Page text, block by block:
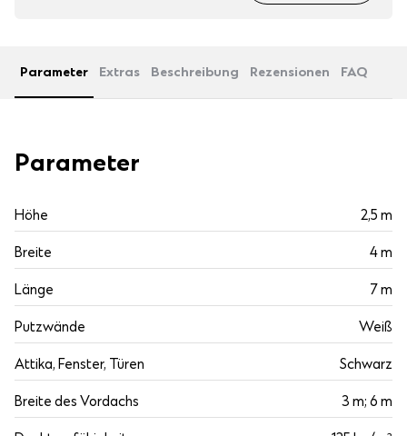
Parameter Extras Beschreibung Rezensionen FAQ
Parameter
Höhe 2,5 m
Breite 4 m
Länge 7 m
Putzwände Weiß
Attika, Fenster, Türen Schwarz
Breite des Vordachs 3 m; 6 m